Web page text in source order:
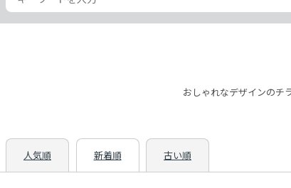
おしゃれなデザインのチ
人気順 新着順 古い順